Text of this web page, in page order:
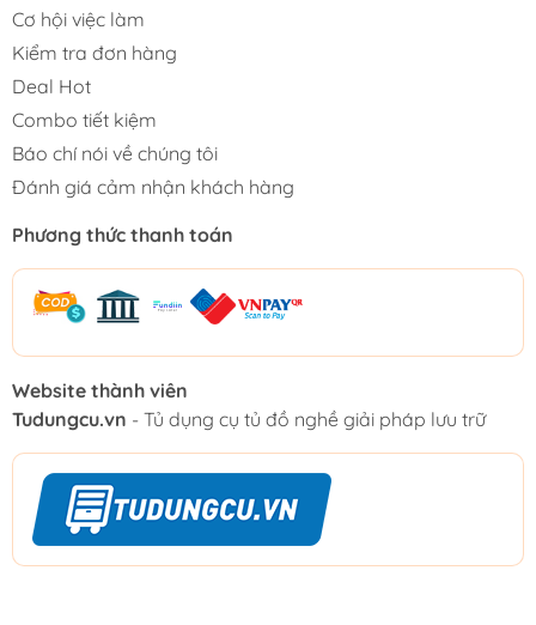
Cơ hội việc làm
Kiểm tra đơn hàng
Deal Hot
Combo tiết kiệm
Báo chí nói về chúng tôi
Đánh giá cảm nhận khách hàng
Phương thức thanh toán
Website thành viên
Tudungcu.vn - Tủ dụng cụ tủ đồ nghề giải pháp lưu trữ